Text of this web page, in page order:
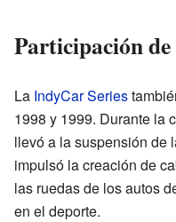
Participación
La IndyCar Series
1998 y 1999. Durante la
llevó a la suspensión de
impulsó la creación de
las ruedas de los autos
en el deporte.